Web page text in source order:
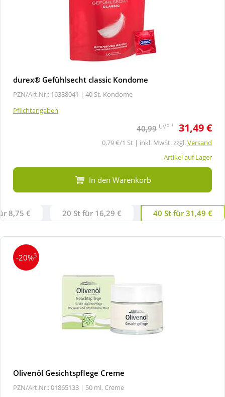
durex® Gefühlsecht classic Kondome
PZN/Art.Nr.: 16388041 | 40 St, Kondome
Pflichtangaben
40,99 UVP 1 31,49 €
0,79 €/1 St | inkl. MwSt. zzgl.Versand
Artikel auf Lager
In den Warenkorb
8,75 € 20 St für 16,29 € 40 St für 31,49 €
-20%3
Olivenöl Gesichtspflege Creme
PZN/Art.Nr.: 01865133 | 50 ml, Creme